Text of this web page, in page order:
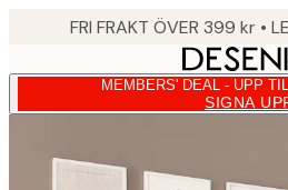
FRI FRAKT ÖVER 399 kr •
MEMBERS' DEAL - UPP
SIGNA